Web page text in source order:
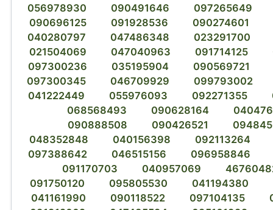
056978930
090491646
097265649
090696125
091928536
090274601
040280797
047486348
023291700
021504069
047040963 091714125
097300236
035195904
090569721
097300345
046709929
099793002
041222449
055976093 092271355
068568493
090628164
090888508
090426521
048352848
040156398
092113264
097388642
046515156
096958846
091170703
040957069
091750120
095805530
041194380
041161990
090118522 097104135